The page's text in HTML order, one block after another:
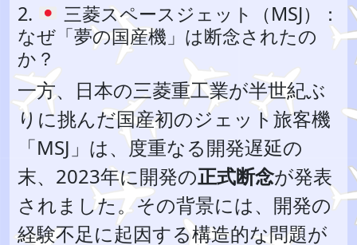
2.
三菱スペースジェット（MSJ）：
なぜ「夢の国産機」は断念されたの
か？
一方、日本の三菱重工業が半世紀ぶ
りに挑んだ国産初のジェット旅客機
「MSJ」は、度重なる開発遅延の
末、2023年に開発の正式断念が発表
されました。その背景には、開発の
経験不足に起因する構造的な問題が